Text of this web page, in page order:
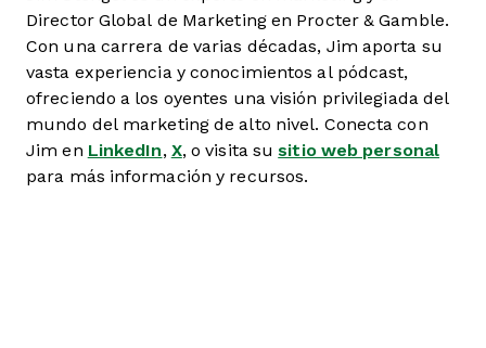
Director Global de Marketing en Procter & Gamble.
Con una carrera de varias décadas, Jim aporta su
vasta experiencia y conocimientos al pódcast,
ofreciendo a los oyentes una visión privilegiada del
mundo del marketing de alto nivel. Conecta con
Jim en LinkedIn, X, o visita susitio web personal
para más información y recursos.